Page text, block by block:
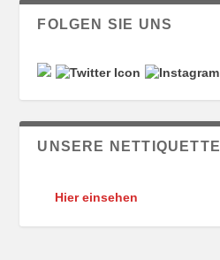
FOLGEN SIE UNS
UNSERE NETTIQUETTE
Hier einsehen